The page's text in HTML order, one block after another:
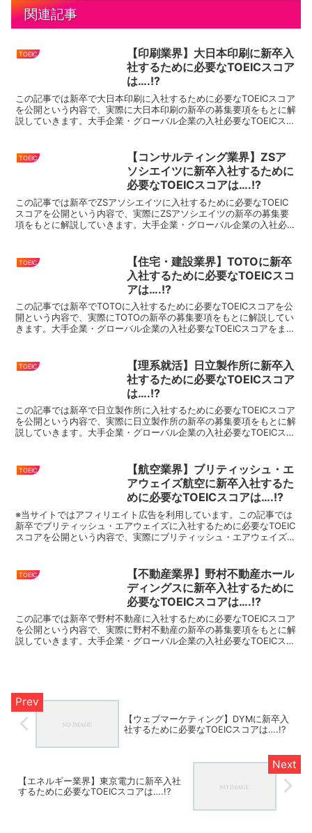
関連記事
TOEIC
【印刷業界】大日本印刷に新卒入
社するために必要なTOEICスコア
は….!?
この記事では新卒で大日本印刷に入社するために必要なTOEICスコア
を公開という内容で、実際に大日本印刷の新卒の募集要項をもとに解
説していきます。大手企業・グローバル企業の入社必要なTOEICスコ
TOEIC
【コンサルティング業界】ZSア
ソシエイツに新卒入社するために
必要なTOEICスコアは….!?
この記事では新卒でZSアソシエイツに入社するために必要なTOEIC
スコアを公開という内容で、実際にZSアソシエイツの新卒の募集要
項をもとに解説していきます。大手企業・グローバル企業の入社必要
TOEIC
【住宅・建設業界】TOTOに新卒
入社するために必要なTOEICスコ
アは….!?
この記事では新卒でTOTOに入社するために必要なTOEICスコアを公
開という内容で、実際にTOTOの新卒の募集要項をもとに解説してい
きます。大手企業・グローバル企業の入社必要なTOEICスコアをまと
TOEIC
【理系就活】日立製作所に新卒入
社するために必要なTOEICスコア
は….!?
この記事では新卒で日立製作所に入社するために必要なTOEICスコア
を公開という内容で、実際に日立製作所の新卒の募集要項をもとに解
説していきます。大手企業・グローバル企業の入社必要なTOEICスコ
TOEIC
【航空業界】ブリティッシュ・エ
アウェイズ航空に新卒入社するた
めに必要なTOEICスコアは….!?
※当サイトではアフィリエイト広告を利用しています。この記事では
新卒でブリティッシュ・エアウェイズに入社するために必要なTOEIC
スコアを公開という内容で、実際にブリティッシュ・エアウェイズの
TOEIC
【不動産業界】野村不動産ホール
ディングスに新卒入社するために
必要なTOEICスコアは….!?
この記事では新卒で野村不動産に入社するために必要なTOEICスコア
を公開という内容で、実際に野村不動産の新卒の募集要項をもとに解
説していきます。大手企業・グローバル企業の入社必要なTOEICスコ
【ウェブマーケティング】DYMに新卒入
社するために必要なTOEICスコアは….!?
【エネルギー業界】東京電力に新卒入社
するために必要なTOEICスコアは….!?